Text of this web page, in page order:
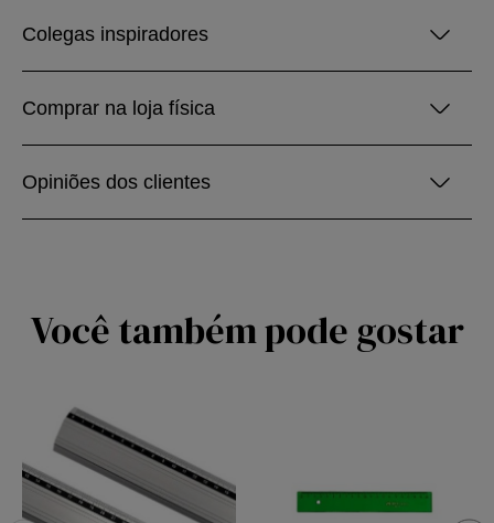
Colegas inspiradores
Comprar na loja física
Opiniões dos clientes
Você também pode gostar